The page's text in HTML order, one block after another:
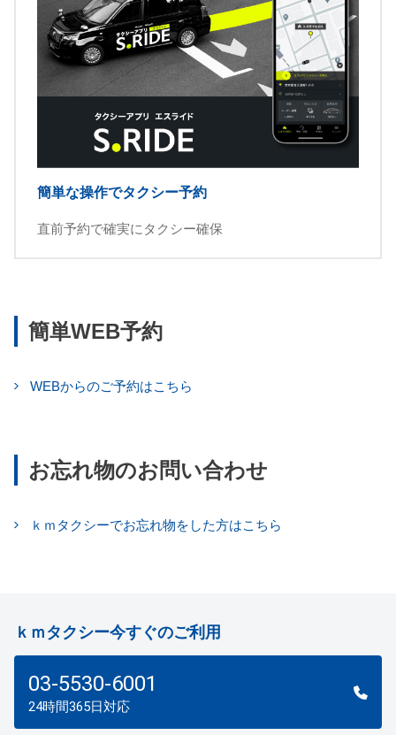
簡単な操作でタクシー予約
直前予約で確実にタクシー確保
簡単WEB予約
WEBからのご予約はこちら
お忘れ物のお問い合わせ
ｋｍタクシーでお忘れ物をした方はこちら
ｋｍタクシー今すぐのご利用
03-5530-6001
24時間365日対応